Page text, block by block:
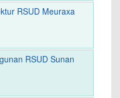
RSUD Meuraxa
RSUD Sunan